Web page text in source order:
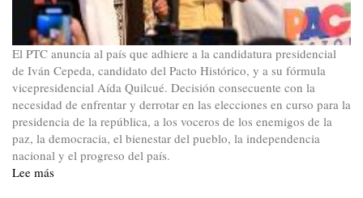
El PTC anuncia al país que adhiere a la candidatura presidencial
de Iván Cepeda, candidato del Pacto Histórico, y a su fórmula
vicepresidencial Aída Quilcué. Decisión consecuente con la
necesidad de enfrentar y derrotar en las elecciones en curso para la
presidencia de la república, a los voceros de los enemigos de la
paz, la democracia, el bienestar del pueblo, la independencia
nacional y el progreso del país.
Lee más